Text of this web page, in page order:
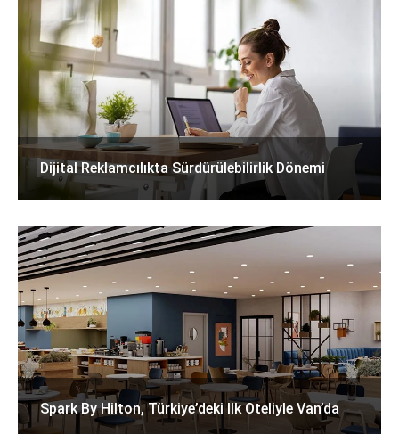
Dijital Reklamcılıkta Sürdürülebilirlik Dönemi
Spark By Hilton, Türkiye’deki Ilk Oteliyle Van’da